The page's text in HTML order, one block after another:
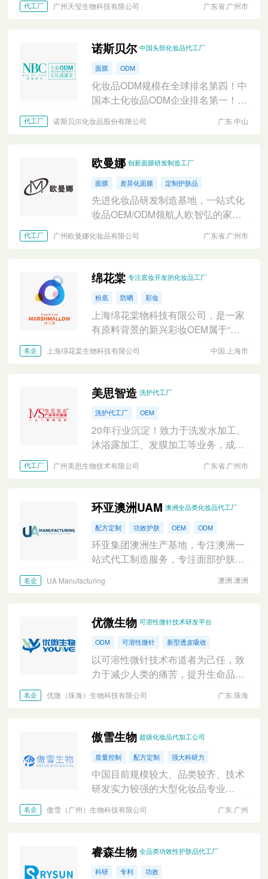
ODM/OEM/OBM。
代工厂 广州天玺生物科技有限公司 广东省.广州市
诺斯贝尔 中国头部化妆品代工厂
面膜 ODM
化妆品ODM规模在全球排名第四！中
国本土化妆品ODM企业排名第一！面
代工厂 诺斯贝尔化妆品股份有限公司 广东.中山
欧曼娜 创新面膜研发制造工厂
面膜 差异化面膜 定制护肤品
先进化妆品研发制造基地，一站式化
妆品OEM/ODM领航人欧智弘的家族
妆品研发生产经验。
代工厂 广州欧曼娜化妆品有限公司 广东省.广州市
绵花棠 专注底妆开发的化妆品工厂
粉底 防晒 彩妆
上海绵花棠物科技有限公司，是一家
有原料背景的新兴彩妆OEM属于“联
名企 上海绵花棠生物科技有限公司 中国.上海市
美思智造 洗护代工厂
洗护代工厂 OEM
20年行业沉淀！致力于洗发水加工、
沐浴露加工、发膜加工等业务，成功
轨从品牌定位、产品策划、包装设
代工厂 广州美思生物技术有限公司 广东省.广州市
环亚澳洲UAM 澳洲全品类化妆品代工厂
配方定制 功效护肤 OEM ODM
环亚集团澳洲生产基地，专注澳洲一
站式代工制造服务，专注面部护肤、
品类研发生产。
名企 UA Manufacturing 澳洲.澳洲
优微生物 可溶性微针技术研发平台
ODM 可溶性微针 新型透皮吸收
以可溶性微针技术布道者为己任，致
力于减少人类的痛苦，提升生命品
医美等领域提供新一代透皮吸收的解
名企 优微（珠海）生物科技有限公司 广东.珠海
傲雪生物 超级化妆品代加工公司
质量控制 配方定制 强大科研力
中国目前规模较大、品类较齐、技术
研发实力较强的大型化妆品专业
名企 傲雪（广州）生物科技有限公司 广东.广州
睿森生物 全品类功效性护肤品代工厂
科研 专利 功效